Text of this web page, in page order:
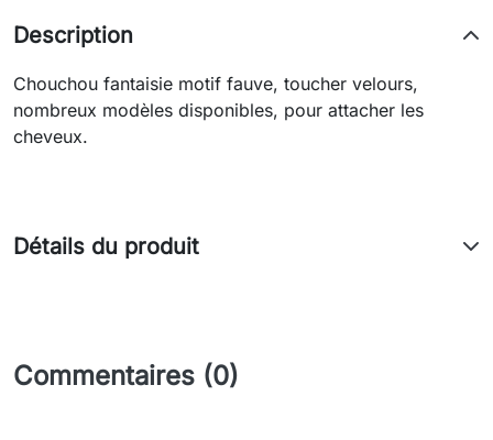
Description
Chouchou fantaisie motif fauve, toucher velours,
nombreux modèles disponibles, pour attacher les
cheveux.
Détails du produit
Commentaires (0)